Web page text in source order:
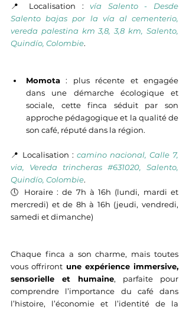
📍 Localisation : vía Salento - Desde
Salento bajas por la vía al cementerio,
vereda palestina km 3,8, 3,8 km, Salento,
Quindío, Colombie.
Momota : plus récente et engagée
dans une démarche écologique et
sociale, cette finca séduit par son
approche pédagogique et la qualité de
son café, réputé dans la région.
📍 Localisation : camino nacional, Calle 7,
via, Vereda trincheras #631020, Salento,
Quindío, Colombie.
🕔 Horaire : de 7h à 16h (lundi, mardi et
mercredi) et de 8h à 16h (jeudi, vendredi,
samedi et dimanche)
Chaque finca a son charme, mais toutes
vous offriront une expérience immersive,
sensorielle et humaine, parfaite pour
comprendre l’importance du café dans
l’histoire, l’économie et l’identité de la